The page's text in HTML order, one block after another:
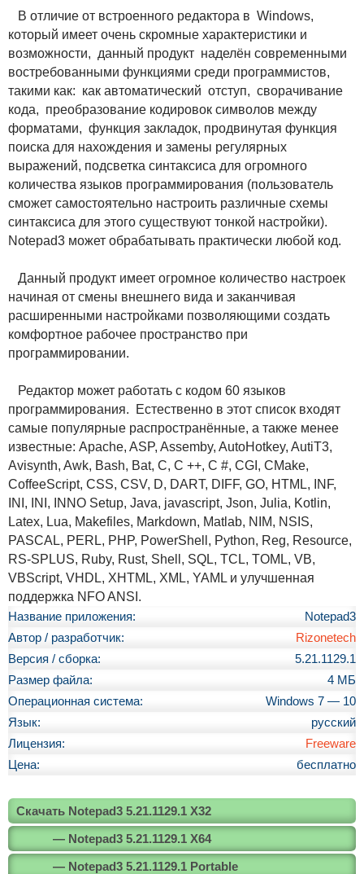
В отличие от встроенного редактора в Windows,
который имеет очень скромные характеристики и
возможности, данный продукт наделён современными
востребованными функциями среди программистов,
такими как: как автоматический отступ, сворачивание
кода, преобразование кодировок символов между
форматами, функция закладок, продвинутая функция
поиска для нахождения и замены регулярных
выражений, подсветка синтаксиса для огромного
количества языков программирования (пользователь
сможет самостоятельно настроить различные схемы
синтаксиса для этого существуют тонкой настройки).
Notepad3 может обрабатывать практически любой код.
Данный продукт имеет огромное количество настроек
начиная от смены внешнего вида и заканчивая
расширенными настройками позволяющими создать
комфортное рабочее пространство при
программировании.
Редактор может работать с кодом 60 языков
программирования. Естественно в этот список входят
cамые популярные распространённые, а также менее
известные: Apache, ASP, Assemby, AutoHotkey, AutiT3,
Avisynth, Awk, Bash, Bat, C, C ++, C #, CGI, CMake,
CoffeeScript, CSS, CSV, D, DART, DIFF, GO, HTML, INF,
INI, INI, INNO Setup, Java, jаvascript, Json, Julia, Kotlin,
Latex, Lua, Makefiles, Markdown, Matlab, NIM, NSIS,
PASCAL, PERL, PHP, PowerShell, Python, Reg, Resource,
RS-SPLUS, Ruby, Rust, Shell, SQL, TCL, TOML, VB,
VBScript, VHDL, XHTML, XML, YAML и улучшенная
поддержка NFO ANSI.
Название приложения:
Notepad3
Автор / разработчик:
Rizonetech
Версия / сборка:
5.21.1129.1
Размер файла:
4 МБ
Операционная система:
Windows 7 — 10
Язык:
русский
Лицензия:
Freeware
Цена:
бесплатно
Скачать Notepad3 5.21.1129.1 X32
— Notepad3 5.21.1129.1 X64
— Notepad3 5.21.1129.1 Portable